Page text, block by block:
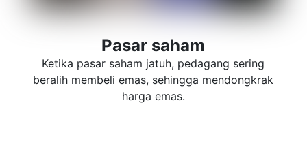
Pasar saham
Ketika pasar saham jatuh, pedagang sering
beralih membeli emas, sehingga mendongkrak
harga emas.